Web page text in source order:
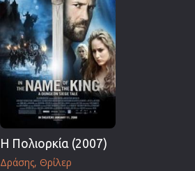
Η Πολιορκία (2007)
Δράσης Θρίλερ